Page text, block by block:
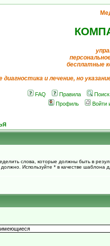
бесплатные
диагностика и лечение, но
FAQ Правила
Поиск
Профиль
Войти
слова, которые должны быть в
Используйте * в качестве шаблона